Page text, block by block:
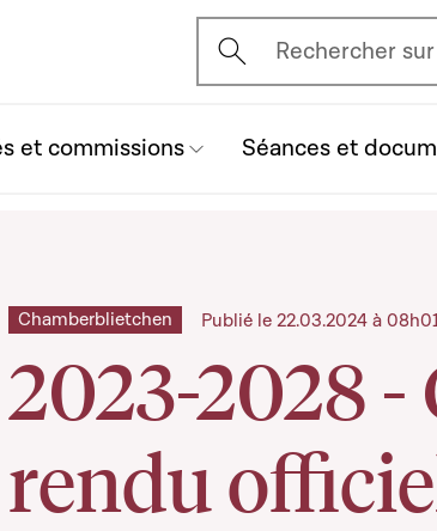
Ouvrir l'écran de
Rechercher
et commissions Séances et
2023-2028 -
rendu
Chamberblietchen Publié le 22.03.2024 à